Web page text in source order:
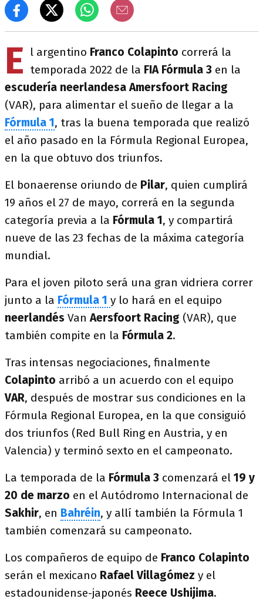
E l argentino Franco Colapinto correrá la
temporada 2022 de la FIA Fórmula 3 en la
escudería neerlandesa Amersfoort Racing
(VAR), para alimentar el sueño de llegar a la
Fórmula 1, tras la buena temporada que realizó
el año pasado en la Fórmula Regional Europea,
en la que obtuvo dos triunfos.
El bonaerense oriundo de Pilar, quien cumplirá
19 años el 27 de mayo, correrá en la segunda
categoría previa a la Fórmula 1, y compartirá
nueve de las 23 fechas de la máxima categoría
mundial.
Para el joven piloto será una gran vidriera correr
junto a la Fórmula 1 y lo hará en el equipo
neerlandés VanAersfoort Racing (VAR), que
también compite en la Fórmula 2.
Tras intensas negociaciones, finalmente
Colapinto arribó a un acuerdo con el equipo
VAR, después de mostrar sus condiciones en la
Fórmula Regional Europea, en la que consiguió
dos triunfos (Red Bull Ring en Austria, y en
Valencia) y terminó sexto en el campeonato.
La temporada de la Fórmula 3 comenzará el 19 y
20 de marzo en el Autódromo Internacional de
Sakhir, en Bahréin, y allí también la Fórmula 1
también comenzará su campeonato.
Los compañeros de equipo de Franco Colapinto
serán el mexicano Rafael Villagómez y el
estadounidense-japonés Reece Ushijima.